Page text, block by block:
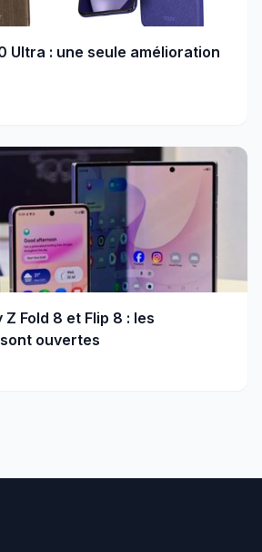
Ultra : une seule amélioration
Fold 8 et Flip 8 : les
ouvertes